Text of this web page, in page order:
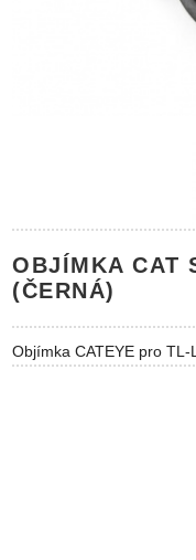
OBJÍMKA CAT
(ČERNÁ)
Objímka CATEYE pro TL-